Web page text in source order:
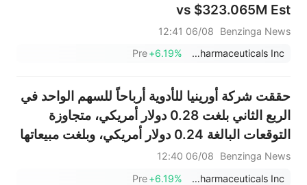
vs $323.065M Est
Benzinga News
06/08 12:41
Aurinia Pharmaceuticals Inc.
+6.19%
Pre
حققت شركة أورينيا للأدوية أرباحاً للسهم الواحد في
الربع الثاني بلغت 0.28 دولار أمريكي، متجاوزة
التوقعات البالغة 0.24 دولار أمريكي، وبلغت مبيعاتها
83.220 مليون دولار أمريكي، متجاوزة التوقعات
البالغة 79.357 مليون دولار أمريكي.
Benzinga News
06/08 12:40
Aurinia Pharmaceuticals Inc.
+6.19%
Pre